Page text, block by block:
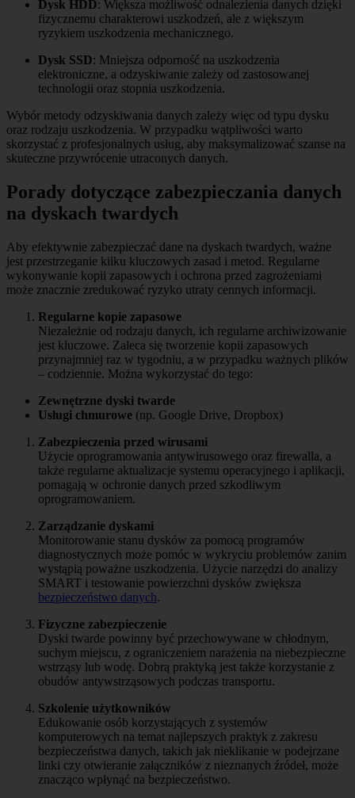
Dysk HDD: Większa możliwość odnalezienia danych dzięki
fizycznemu charakterowi uszkodzeń, ale z większym
ryzykiem uszkodzenia mechanicznego.
Dysk SSD: Mniejsza odporność na uszkodzenia
elektroniczne, a odzyskiwanie zależy od zastosowanej
technologii oraz stopnia uszkodzenia.
Wybór metody odzyskiwania danych zależy więc od typu dysku
oraz rodzaju uszkodzenia. W przypadku wątpliwości warto
skorzystać z profesjonalnych usług, aby maksymalizować szanse na
skuteczne przywrócenie utraconych danych.
Porady dotyczące zabezpieczania danych
na dyskach twardych
Aby efektywnie zabezpieczać dane na dyskach twardych, ważne
jest przestrzeganie kilku kluczowych zasad i metod. Regularne
wykonywanie kopii zapasowych i ochrona przed zagrożeniami
może znacznie zredukować ryzyko utraty cennych informacji.
Regularne kopie zapasowe
Niezależnie od rodzaju danych, ich regularne archiwizowanie
jest kluczowe. Zaleca się tworzenie kopii zapasowych
przynajmniej raz w tygodniu, a w przypadku ważnych plików
– codziennie. Można wykorzystać do tego:
Zewnętrzne dyski twarde
Usługi chmurowe (np. Google Drive, Dropbox)
Zabezpieczenia przed wirusami
Użycie oprogramowania antywirusowego oraz firewalla, a
także regularne aktualizacje systemu operacyjnego i aplikacji,
pomagają w ochronie danych przed szkodliwym
oprogramowaniem.
Zarządzanie dyskami
Monitorowanie stanu dysków za pomocą programów
diagnostycznych może pomóc w wykryciu problemów zanim
wystąpią poważne uszkodzenia. Użycie narzędzi do analizy
SMART i testowanie powierzchni dysków zwiększa
bezpieczeństwo danych.
Fizyczne zabezpieczenie
Dyski twarde powinny być przechowywane w chłodnym,
suchym miejscu, z ograniczeniem narażenia na niebezpieczne
wstrząsy lub wodę. Dobrą praktyką jest także korzystanie z
obudów antywstrząsowych podczas transportu.
Szkolenie użytkowników
Edukowanie osób korzystających z systemów
komputerowych na temat najlepszych praktyk z zakresu
bezpieczeństwa danych, takich jak nieklikanie w podejrzane
linki czy otwieranie załączników z nieznanych źródeł, może
znacząco wpłynąć na bezpieczeństwo.